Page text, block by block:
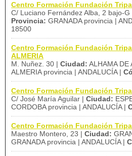
Centro Formación Fundación
C/ Luciano Fernández Alba, 2 bajo-G
Provincia: GRANADA provincia |
18500
Centro Formación Fundación
ALMERIA
M. Nuñez. 30 | Ciudad: ALHAMA DE
ALMERIA provincia | ANDALUCÍA |
Centro Formación Fundación
C/ José María Aguilar | Ciudad:
CORDOBA provincia | ANDALUCÍA |
Centro Formación Fundación
Maestro Montero, 23 | Ciudad:
GRANADA provincia | ANDALUCÍA |